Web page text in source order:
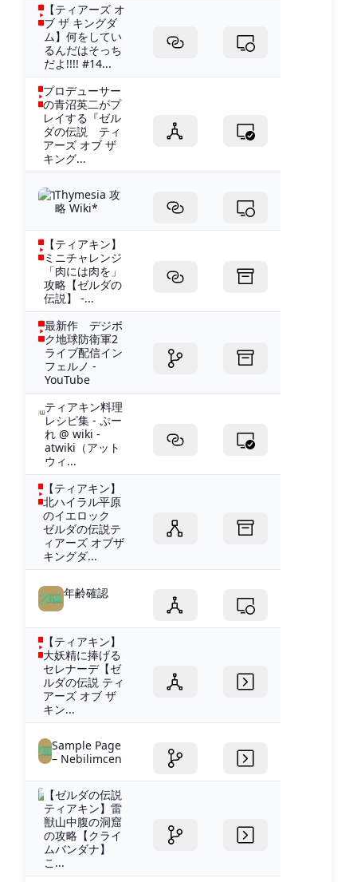
【ティアーズ オ
ブ ザ キングダ
ム】何をしてい
るんだはそっち
だよ!!!! #14...
プロデューサー
の青沼英二がプ
レイする『ゼル
ダの伝説 ティ
アーズ オブ ザ
キング...
Thymesia 攻
略 Wiki*
【ティアキン】
ミニチャレンジ
「肉には肉を」
攻略【ゼルダの
伝説】 -...
最新作 デジボ
ク地球防衛軍2
ライブ配信イン
フェルノ -
YouTube
ティアキン料理
レシピ集 - ぷー
れ @ wiki -
atwiki（アット
ウィ...
【ティアキン】
北ハイラル平原
のイエロック
ゼルダの伝説テ
ィアーズ オブザ
キングダ...
年齢確認
【ティアキン】
大妖精に捧げる
セレナーデ【ゼ
ルダの伝説 ティ
アーズ オブ ザ
キン...
Sample Page
– Nebilimcen
【ゼルダの伝説
ティアキン】雷
獣山中腹の洞窟
の攻略【クライ
ムバンダナ】
こ...